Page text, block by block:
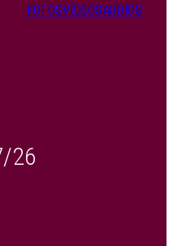
FOTOSVÍDEOSAUDIOS
26